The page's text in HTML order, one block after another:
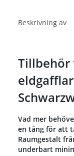
Beskrivning av
Tillbehör
Vad mer
en tång för att
Raumgestalt
underbart